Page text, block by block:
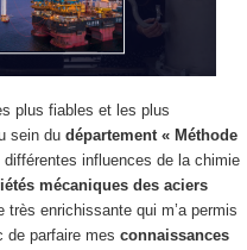
plus fiables et les plus
sein dudépartement « Méthode
influences de la chimie
mécaniques des aciers
très enrichissante qui m’a permis
de parfaire mes connaissances